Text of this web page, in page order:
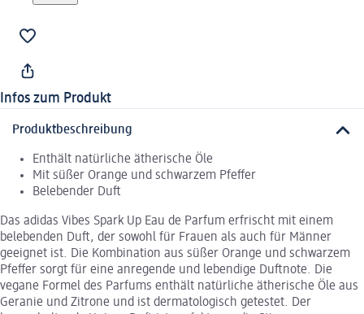
Infos zum Produkt
Produktbeschreibung
Enthält natürliche ätherische Öle
Mit süßer Orange und schwarzem Pfeffer
Belebender Duft
Das adidas Vibes Spark Up Eau de Parfum erfrischt mit einem
belebenden Duft, der sowohl für Frauen als auch für Männer
geeignet ist. Die Kombination aus süßer Orange und schwarzem
Pfeffer sorgt für eine anregende und lebendige Duftnote. Die
vegane Formel des Parfums enthält natürliche ätherische Öle aus
Geranie und Zitrone und ist dermatologisch getestet. Der